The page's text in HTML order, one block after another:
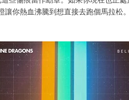
讓你熱血沸騰到想直接去跑個馬拉松。